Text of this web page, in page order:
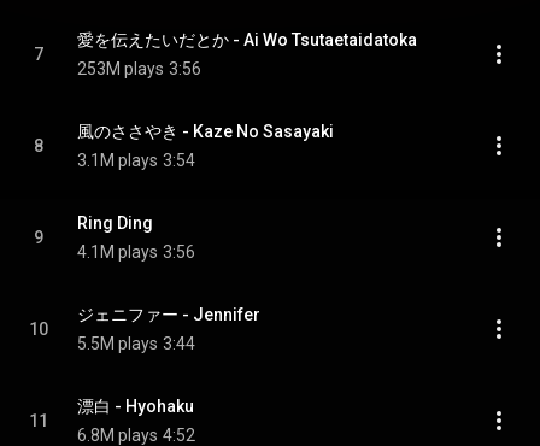
7
愛を伝えたいだとか - Ai Wo Tsutaetaidatoka
253M plays 3:56
8
風のささやき - Kaze No Sasayaki
3.1M plays 3:54
9
Ring Ding
4.1M plays 3:56
10
ジェニファー - Jennifer
5.5M plays 3:44
11
漂白 - Hyohaku
6.8M plays 4:52